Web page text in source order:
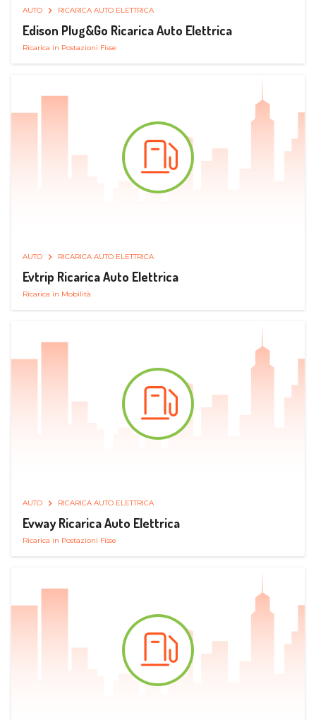
AUTO RICARICA AUTO ELETTRICA
Edison Plug&Go Ricarica Auto Elettrica
Ricarica in Postazioni Fisse
AUTO RICARICA AUTO ELETTRICA
Evtrip Ricarica Auto Elettrica
Ricarica in Mobilità
AUTO RICARICA AUTO ELETTRICA
Evway Ricarica Auto Elettrica
Ricarica in Postazioni Fisse